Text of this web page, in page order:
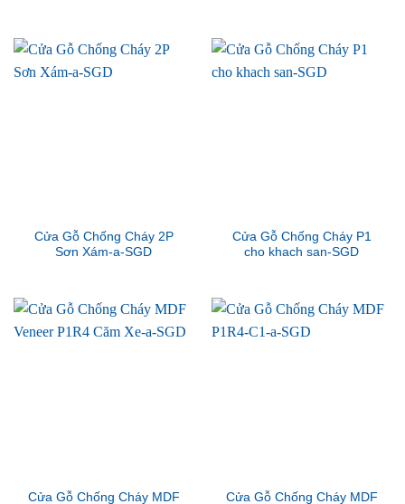
Cửa Gỗ Chống Cháy 2P
Sơn Xám-a-SGD
Cửa Gỗ Chống Cháy P1
cho khach san-SGD
Cửa Gỗ Chống Cháy MDF Cửa Gỗ Chống Cháy MDF